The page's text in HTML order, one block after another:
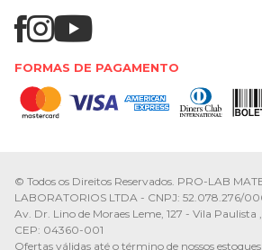
FORMAS DE PAGAMENTO
© Todos os Direitos Reservados. PRO-LAB
LABORATORIOS LTDA - CNPJ: 52.078.276/
Av. Dr. Lino de Moraes Leme, 127 - Vila Paulista
CEP: 04360-001
Ofertas válidas até o término de nossos